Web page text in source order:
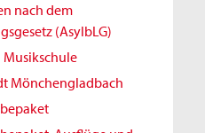
nach dem
(AsylbLG)
Mönchengladbach